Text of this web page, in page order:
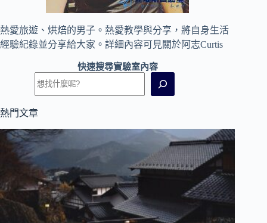
熱愛旅遊、烘焙的男子。熱愛教學與分享，將自身生活
經驗紀錄並分享給大家。詳細內容可見關於阿志Curtis
快速搜尋實驗室內容
熱門文章